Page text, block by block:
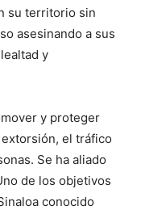
su territorio sin
asesinando a sus
y
y proteger
el tráfico
Se ha aliado
de los objetivos
conocido